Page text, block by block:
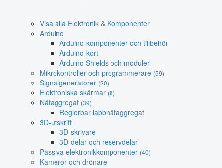
Visa alla Elektronik & Komponenter
Arduino
Arduino-komponenter och tillbehör
Arduino-kort
Arduino Shields och moduler
Mikrokontroller och programmerare (59)
Signalgeneratorer (20)
Elektroniska skärmar (6)
Nätaggregat (39)
Reglerbar labbnätaggregat
3D-utskrift
3D-skrivare
3D-delar och reservdelar
Passiva elektronikkomponenter (40)
Kameror och drönare